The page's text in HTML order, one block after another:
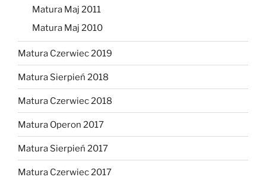
Matura Maj 2011
Matura Maj 2010
Matura Czerwiec 2019
Matura Sierpień 2018
Matura Czerwiec 2018
Matura Operon 2017
Matura Sierpień 2017
Matura Czerwiec 2017